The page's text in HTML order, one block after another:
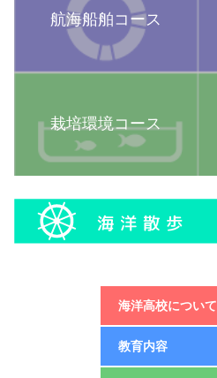
航海船舶コース
栽培環境コース
海洋高校について
教育内容